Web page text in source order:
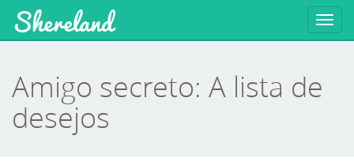
Shereland
Amigo secreto: A lista de
desejos